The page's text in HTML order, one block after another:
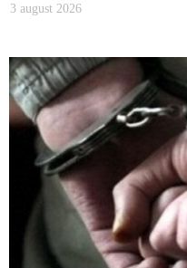
3 august 2026